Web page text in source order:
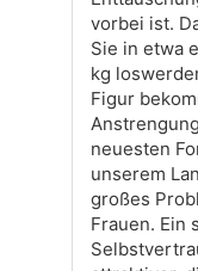
vorbei ist.
Sie in etwa
kg
Figur
neuesten
unserem
großes
Frauen. Ein